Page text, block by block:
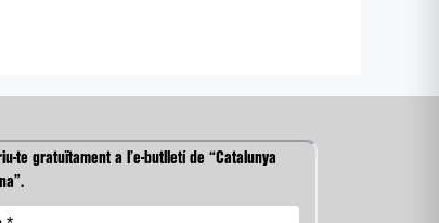
te gratuïtament a l’e-butlletí de “Catalunya